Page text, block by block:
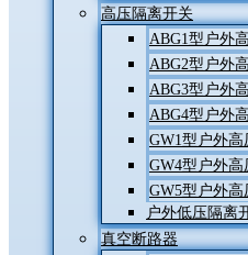
高压隔离开关
ABG1型户外
ABG2型户外
ABG3型户外
ABG4型户外
GW1型户外
GW4型户外
GW5型户外
户外低压隔离
真空断路器